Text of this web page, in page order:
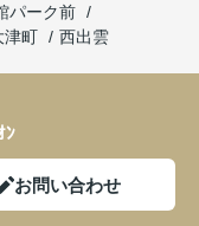
パーク前
津町 西出雲
ﾝ
お問い合わせ